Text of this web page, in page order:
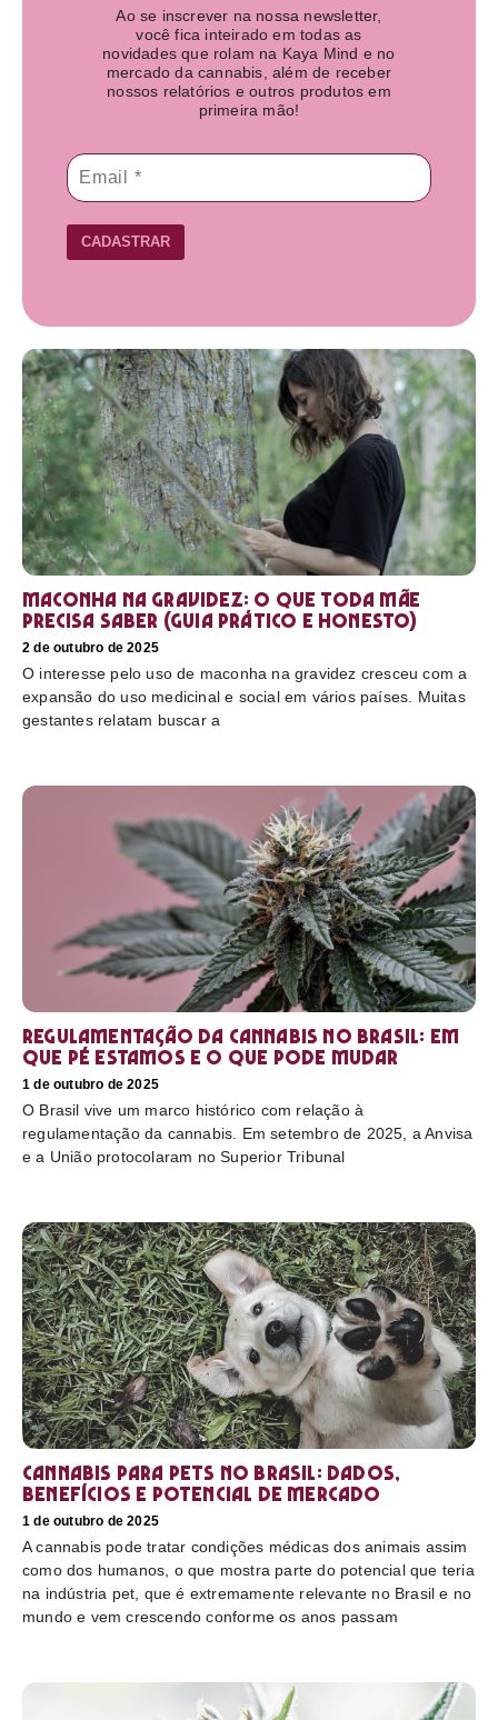
Ao se inscrever na nossa newsletter,
você fica inteirado em todas as
novidades que rolam na Kaya Mind e no
mercado da cannabis, além de receber
nossos relatórios e outros produtos em
primeira mão!
CADASTRAR
Maconha na gravidez: o que toda mãe
precisa saber (guia prático e honesto)
2 de outubro de 2025
O interesse pelo uso de maconha na gravidez cresceu com a
expansão do uso medicinal e social em vários países. Muitas
gestantes relatam buscar a
Regulamentação da cannabis no Brasil: em
que pé estamos e o que pode mudar
1 de outubro de 2025
O Brasil vive um marco histórico com relação à
regulamentação da cannabis. Em setembro de 2025, a Anvisa
e a União protocolaram no Superior Tribunal
Cannabis para pets no Brasil: dados,
benefícios e potencial de mercado
1 de outubro de 2025
A cannabis pode tratar condições médicas dos animais assim
como dos humanos, o que mostra parte do potencial que teria
na indústria pet, que é extremamente relevante no Brasil e no
mundo e vem crescendo conforme os anos passam